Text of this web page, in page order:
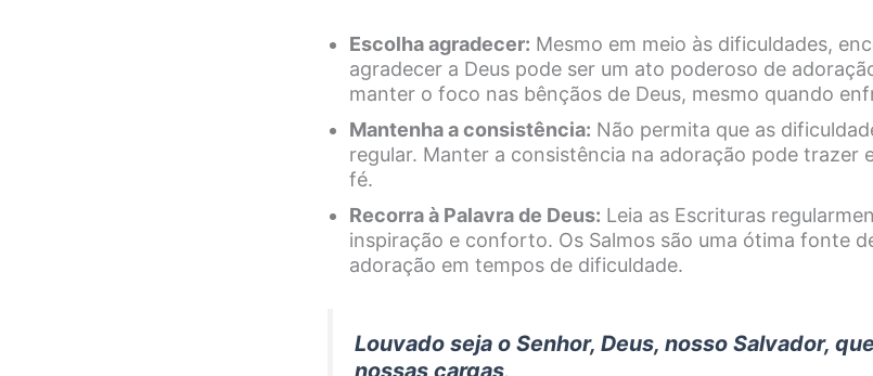
Escolha agradecer: Mesmo em meio às dificuldades,
agradecer a Deus pode ser um ato poderoso de
manter o foco nas bênçãos de Deus, mesmo quando
Mantenha a consistência: Não permita que as
regular. Manter a consistência na adoração pode trazer
fé.
Recorra à Palavra de Deus: Leia as Escrituras
inspiração e conforto. Os Salmos são uma ótima fonte
adoração em tempos de dificuldade.
Louvado seja o Senhor, Deus, nosso Salvador,